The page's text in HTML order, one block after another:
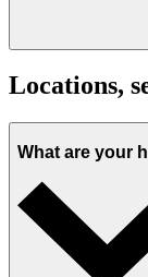
Locations,
What are your